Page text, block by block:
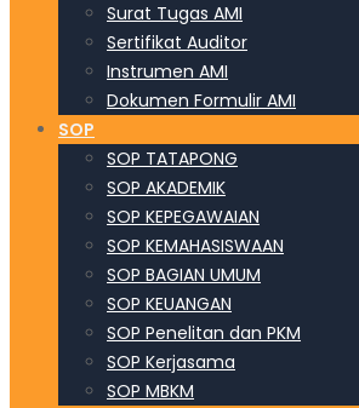
Surat Tugas AMI
Sertifikat Auditor
Instrumen AMI
Dokumen Formulir AMI
SOP
SOP TATAPONG
SOP AKADEMIK
SOP KEPEGAWAIAN
SOP KEMAHASISWAAN
SOP BAGIAN UMUM
SOP KEUANGAN
SOP Penelitan dan PKM
SOP Kerjasama
SOP MBKM